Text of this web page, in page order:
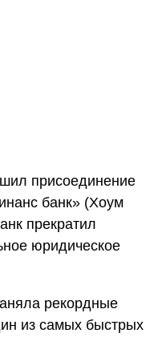
присоединение
банк» (Хоум
прекратил
юридическое
рекордные
из самых быстрых